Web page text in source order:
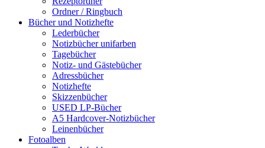
Ordner / Ringbuch
Bücher und Notizhefte
Lederbücher
Notizbücher unifarben
Tagebücher
Notiz- und Gästebücher
Adressbücher
Notizhefte
Skizzenbücher
USED LP-Bücher
A5 Hardcover-Notizbücher
Leinenbücher
Fotoalben